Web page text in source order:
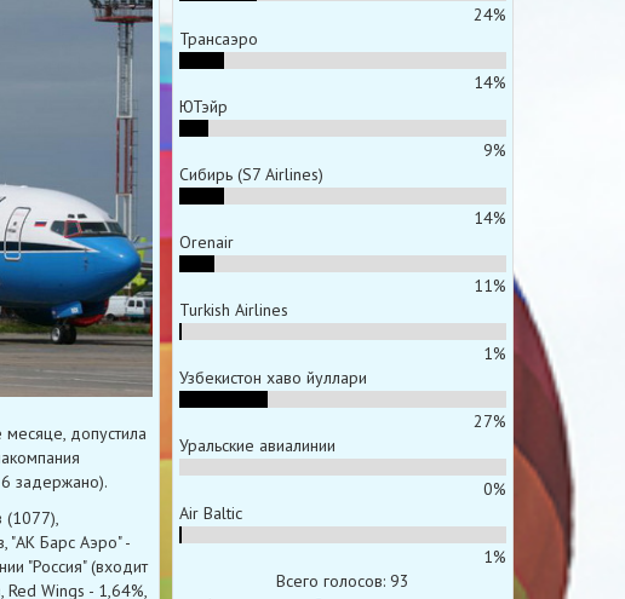
допустила
задержано).
(1077),
"АК Барс Аэро" -
"Россия" (входит
Wings - 1,64%,
24%
Трансаэро
14%
ЮТэйр
9%
Сибирь (S7 Airlines)
14%
Orenair
11%
Turkish Airlines
1%
Узбекистон хаво йуллари
27%
Уральские авиалинии
0%
Air Baltic
1%
Всего голосов: 93